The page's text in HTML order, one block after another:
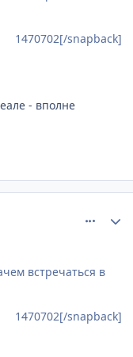
1470702[/snapback]
- вполне
встречаться в
1470702[/snapback]